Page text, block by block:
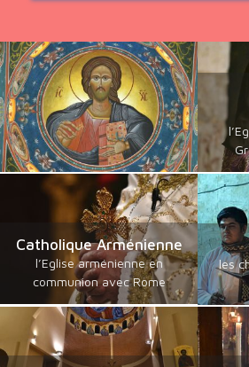
Catholique Arménienne
l’Eglise arménienne en
communion avec Rome
les